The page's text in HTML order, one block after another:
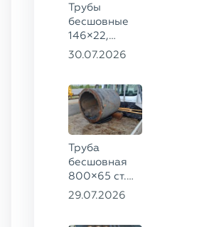
Трубы
бесшовные
146×22,
68×12 ГОСТ
30.07.2026
Труба
бесшовная
800×65 ст.
17ГС
29.07.2026